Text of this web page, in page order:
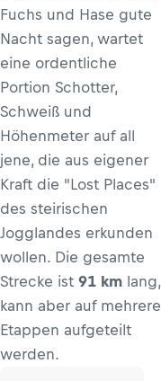
Fuchs und Hase gute
Nacht sagen, wartet
eine ordentliche
Portion Schotter,
Schweiß und
Höhenmeter auf all
jene, die aus eigener
Kraft die "Lost Places"
des steirischen
Jogglandes erkunden
wollen. Die gesamte
Strecke ist 91 km lang,
kann aber auf mehrere
Etappen aufgeteilt
werden.